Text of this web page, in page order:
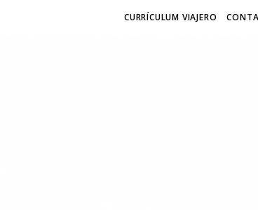
CURRÍCULUM VIAJERO